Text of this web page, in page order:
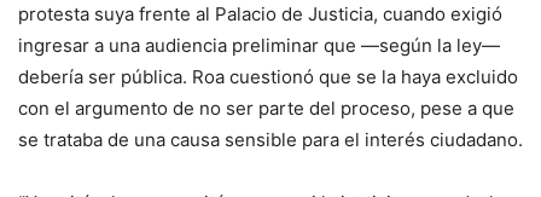
protesta suya frente al Palacio de Justicia, cuando exigió
ingresar a una audiencia preliminar que —según la ley—
debería ser pública. Roa cuestionó que se la haya excluido
con el argumento de no ser parte del proceso, pese a que
se trataba de una causa sensible para el interés ciudadano.